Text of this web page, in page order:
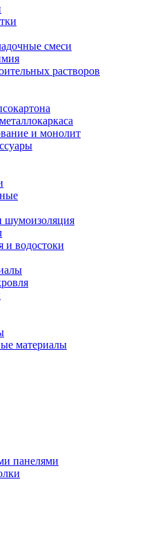
смеси
растворов
и монолит
шумоизоляция
и водостоки
панелями